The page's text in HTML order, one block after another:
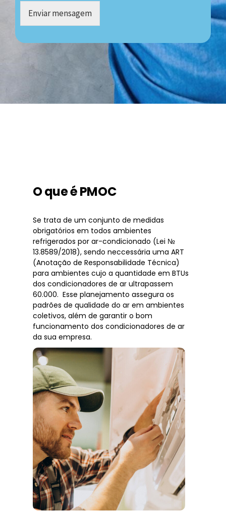
Enviar mensagem
O que é PMOC
Se trata de um conjunto de medidas
obrigatórios em todos ambientes
refrigerados por ar-condicionado (Lei №
13.8589/2018), sendo neccessária uma ART
(Anotação de Responsabilidade Técnica)
para ambientes cujo a quantidade em BTUs
dos condicionadores de ar ultrapassem
60.000. Esse planejamento assegura os
padrões de qualidade do ar em ambientes
coletivos, além de garantir o bom
funcionamento dos condicionadores de ar
da sua empresa.